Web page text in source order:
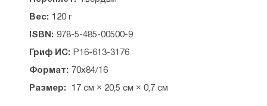
Вес: 120 г
ISBN: 978-5-485-00500-9
Гриф ИС: Р16-613-3176
Формат: 70х84/16
Размер: 17 см × 20,5 см × 0,7 см